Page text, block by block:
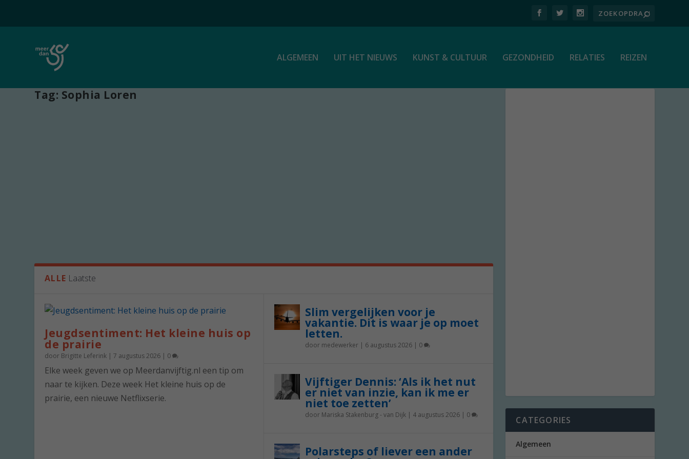
ALGEMEEN UIT HET NIEUWS KUNST & CULTUUR GEZONDHEID RELATIES REIZEN
Tag: Sophia Loren
ALLE Laatste
Jeugdsentiment: Het kleine huis op
de prairie
door Brigitte Leferink |7 augustus 2026 | 0
Elke week geven we op Meerdanvijftig.nl een tip om
naar te kijken. Deze week Het kleine huis op de
prairie, een nieuwe Netflixserie.
Slim vergelijken voor je
vakantie. Dit is waar je op moet
letten.
door medewerker| 6 augustus 2026| 0
Vijftiger Dennis: ‘Als ik het nut
er niet van inzie, kan ik me er
niet toe zetten’
door Mariska Stakenburg - van Dijk| 4 augustus 2026| 0
Polarsteps of liever een ander
CATEGORIES
Algemeen